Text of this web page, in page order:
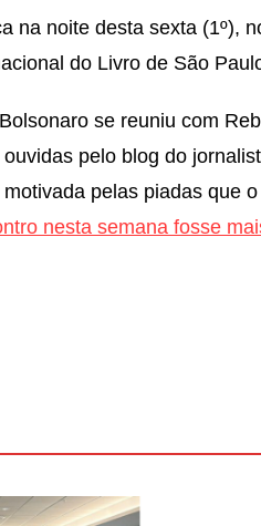
na noite desta sexta (1º),
do Livro de São
se reuniu com
pelo blog do
pelas piadas que
nesta semana fosse